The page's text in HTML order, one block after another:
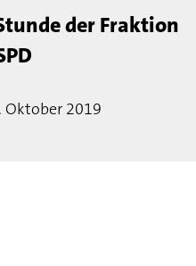
der Fraktion
Oktober 2019